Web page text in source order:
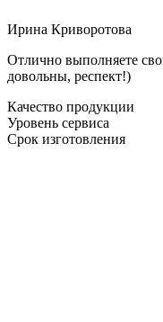
Ирина Криворотова
Отлично выполняете
довольны, респект!)
Качество продукции
Уровень сервиса
Срок изготовления